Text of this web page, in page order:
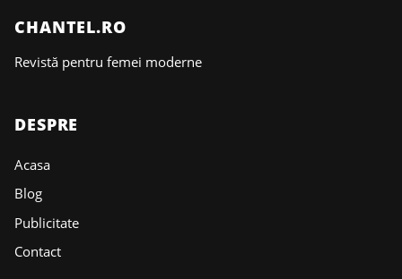
CHANTEL.RO
Revistă pentru femei moderne
DESPRE
Acasa
Blog
Publicitate
Contact